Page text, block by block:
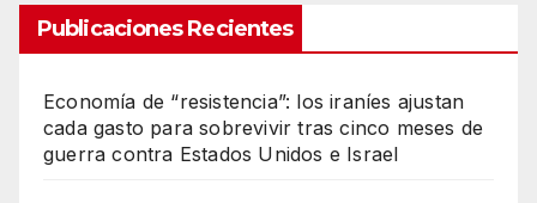
Publicaciones Recientes
Economía de “resistencia”: los iraníes ajustan
cada gasto para sobrevivir tras cinco meses de
guerra contra Estados Unidos e Israel